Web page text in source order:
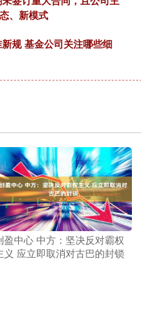
、新模式
规 基金公司关注哪些细
盈中心 中方：坚决反对霸权
义 应立即取消对古巴的封锁